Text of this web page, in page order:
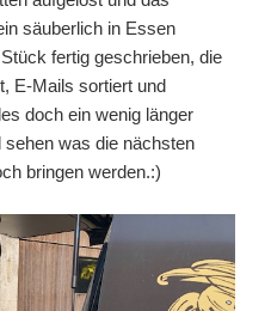
säuberlich in Essen
fertig geschrieben, die
E-Mails sortiert und
doch ein wenig länger
sehen was die nächsten
bringen werden.:)